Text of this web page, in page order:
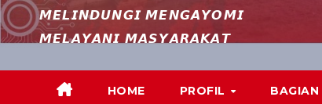
𝙈𝙀𝙇𝙄𝙉𝘿𝙐𝙉𝙂𝙄 𝙈𝙀𝙉𝙂𝘼𝙔𝙊𝙈𝙄
𝙈𝙀𝙇𝘼𝙔𝘼𝙉𝙄 𝙈𝘼𝙎𝙔𝘼𝙍𝘼𝙆𝘼𝙏
HOME PROFIL BAGIAN